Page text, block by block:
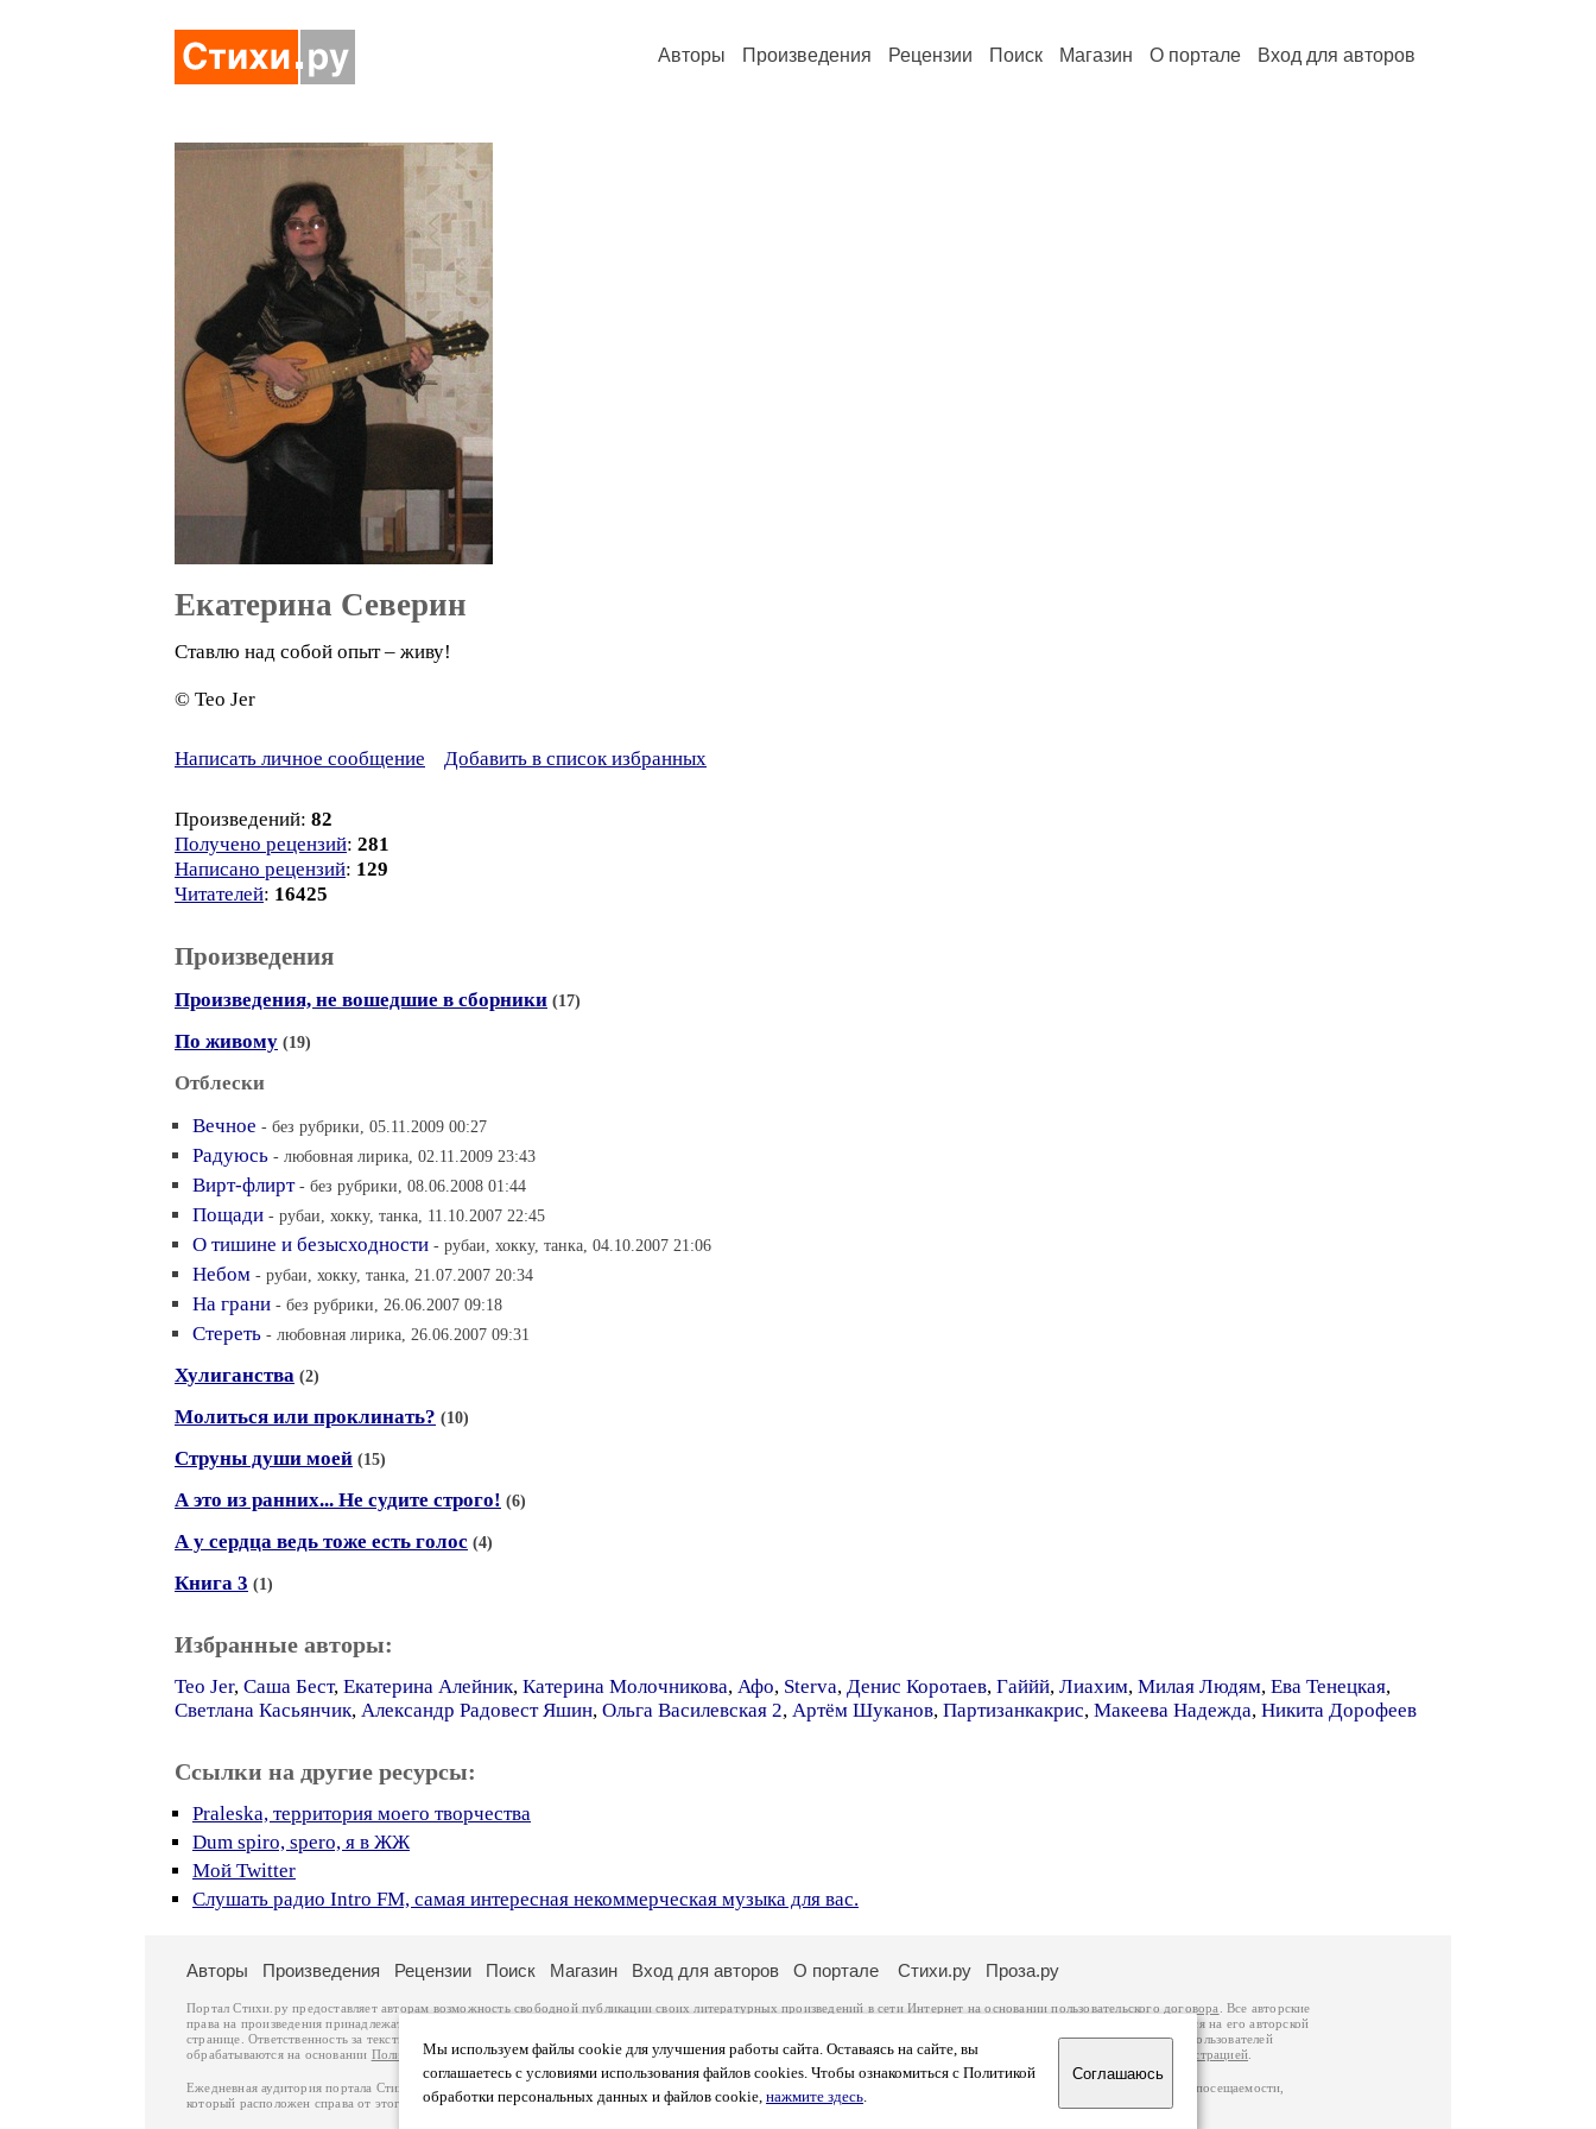
Авторы Произведения Рецензии Поиск Магазин О портале Вход для авторов
Екатерина Северин
Ставлю над собой опыт – живу!
© Teo Jer
Написать личное сообщение Добавить в список избранных
Произведений: 82
Получено рецензий: 281
Написано рецензий: 129
Читателей: 16425
Произведения
Произведения, не вошедшие в сборники (17)
По живому (19)
Отблески
Вечное - без рубрики, 05.11.2009 00:27
Радуюсь - любовная лирика, 02.11.2009 23:43
Вирт-флирт - без рубрики, 08.06.2008 01:44
Пощади - рубаи, хокку, танка, 11.10.2007 22:45
О тишине и безысходности - рубаи, хокку, танка, 04.10.2007 21:06
Небом - рубаи, хокку, танка, 21.07.2007 20:34
На грани - без рубрики, 26.06.2007 09:18
Стереть - любовная лирика, 26.06.2007 09:31
Хулиганства (2)
Молиться или проклинать? (10)
Струны души моей (15)
А это из ранних... Не судите строго! (6)
А у сердца ведь тоже есть голос (4)
Книга 3 (1)
Избранные авторы:
Teo Jer, Саша Бест, Екатерина Алейник, Катерина Молочникова, Афо, Sterva, Денис Коротаев, Гаййй, Лиахим, Милая Людям, Ева Тенецкая,
Светлана Касьянчик, Александр Радовест Яшин, Ольга Василевская 2, Артём Шуканов, Партизанкакрис, Макеева Надежда, Никита Дорофеев
Ссылки на другие ресурсы:
Praleska, территория моего творчества
Dum spiro, spero, я в ЖЖ
Мой Twitter
Слушать радио Intro FM, самая интересная некоммерческая музыка для вас.
Мы используем файлы cookie для улучшения работы сайта. Оставаясь на сайте, вы
соглашаетесь с условиями использования файлов cookies. Чтобы ознакомиться с Политикой
обработки персональных данных и файлов cookie, нажмите здесь.
Соглашаюсь
Авторы Произведения Рецензии Поиск Магазин Вход для авторов О портале Стихи.ру Проза.ру
Портал Стихи.ру предоставляет авторам возможность свободной публикации своих литературных произведений в сети Интернет на основаниипользовательского договора
. Все авторские
права на произведения принадлежат авторам и охраняются
. Перепечатка произведений возможна только с согласия его автора, к которому вы можете обратиться на его авторской
странице. Ответственность за тексты произведений авторы несут самостоятельно на основании
законодательства Российской Федерации. Данные пользователей
обрабатываются на основании Политики обработки персональных данных. Вы также можете посмотреть более подробнуюинформацию о портале связаться с администрацией
Ежедневная аудитория портала Стихи.ру – порядка 200 тысяч посетителей, которые в общей сумме просматривают более двух миллионов страниц по данным счетчика посещаемости,
который расположен справа от этого текста. В каждой графе указано по две цифры: количество просмотров и количество посетителей.